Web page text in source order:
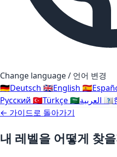
Change language / 언어 변경
🇩🇪Deutsch 🇬🇧English 🇪🇸
Русский 🇹🇷Türkçe🇸🇦 🇰🇷
← 가이드로 돌아가기
내 레벨을 어떻게 찾